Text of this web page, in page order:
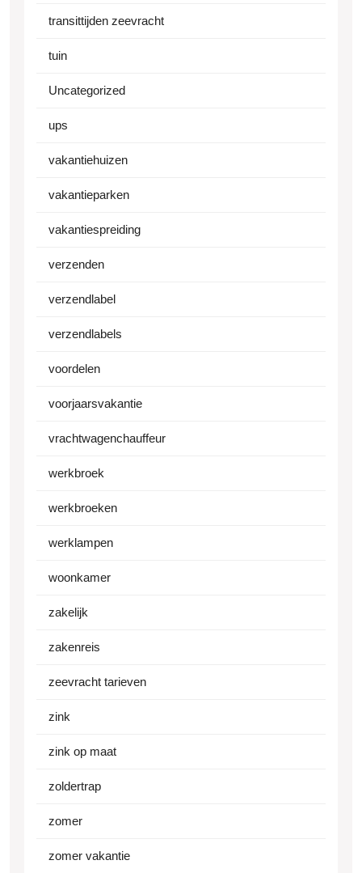
transittijden zeevracht
tuin
Uncategorized
ups
vakantiehuizen
vakantieparken
vakantiespreiding
verzenden
verzendlabel
verzendlabels
voordelen
voorjaarsvakantie
vrachtwagenchauffeur
werkbroek
werkbroeken
werklampen
woonkamer
zakelijk
zakenreis
zeevracht tarieven
zink
zink op maat
zoldertrap
zomer
zomer vakantie